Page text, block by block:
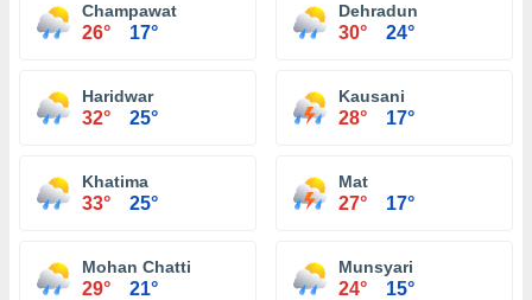
Champawat
26° 17°
Dehradun
30° 24°
Haridwar
32° 25°
Kausani
28° 17°
Khatima
33° 25°
Mat
27° 17°
Mohan Chatti
29° 21°
Munsyari
24° 15°